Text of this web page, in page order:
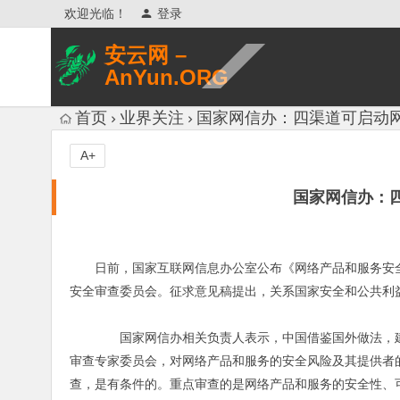
欢迎光临！ 登录
安云网 –
AnYun.ORG
网络安全研究、网络各种猎奇八卦。
首页 业界关注 国家网信办：四渠道可启动
国家网信办：
A+
日前，国家互联网信息办公室公布《网络产品和服务
安全审查委员会。征求意见稿提出，关系国家安全和公共
国家网信办相关负责人表示，中国借鉴国外做法，
审查专家委员会，对网络产品和服务的安全风险及其提供
查，是有条件的。重点审查的是网络产品和服务的安全性